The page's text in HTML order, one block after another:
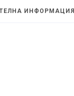
ИНФОРМАЦИЯ